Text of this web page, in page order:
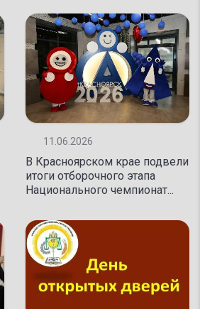
03.04.2026
11.06.2026
В Красноярском крае подвели
итоги отборочного этапа
Национального чемпионат...